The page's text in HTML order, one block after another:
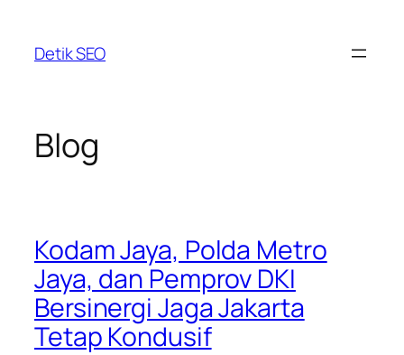
content
Detik SEO
Blog
Kodam Jaya, Polda Metro
Jaya, dan Pemprov DKI
Bersinergi Jaga Jakarta
Tetap Kondusif